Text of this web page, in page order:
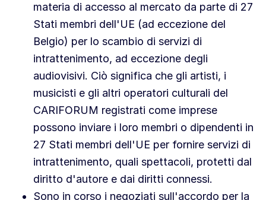
materia di accesso al mercato da parte di 27
Stati membri dell'UE (ad eccezione del
Belgio) per lo scambio di servizi di
intrattenimento, ad eccezione degli
audiovisivi. Ciò significa che gli artisti, i
musicisti e gli altri operatori culturali del
CARIFORUM registrati come imprese
possono inviare i loro membri o dipendenti in
27 Stati membri dell'UE per fornire servizi di
intrattenimento, quali spettacoli, protetti dal
diritto d'autore e dai diritti connessi.
Sono in corso i negoziati sull'accordo per la